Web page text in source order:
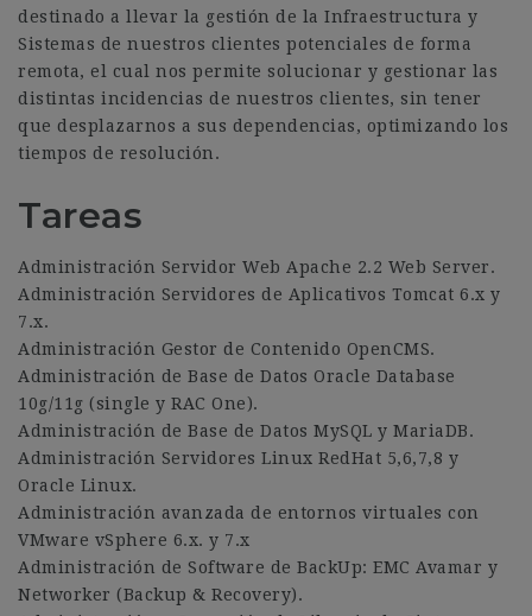
destinado a llevar la gestión de la Infraestructura y
Sistemas de nuestros clientes potenciales de forma
remota, el cual nos permite solucionar y gestionar las
distintas incidencias de nuestros clientes, sin tener
que desplazarnos a sus dependencias, optimizando los
tiempos de resolución.
Tareas
Administración Servidor Web Apache 2.2 Web Server.
Administración Servidores de Aplicativos Tomcat 6.x y
7.x.
Administración Gestor de Contenido OpenCMS.
Administración de Base de Datos Oracle Database
10g/11g (single y RAC One).
Administración de Base de Datos MySQL y MariaDB.
Administración Servidores Linux RedHat 5,6,7,8 y
Oracle Linux.
Administración avanzada de entornos virtuales con
VMware vSphere 6.x. y 7.x
Administración de Software de BackUp: EMC Avamar y
Networker (Backup & Recovery).